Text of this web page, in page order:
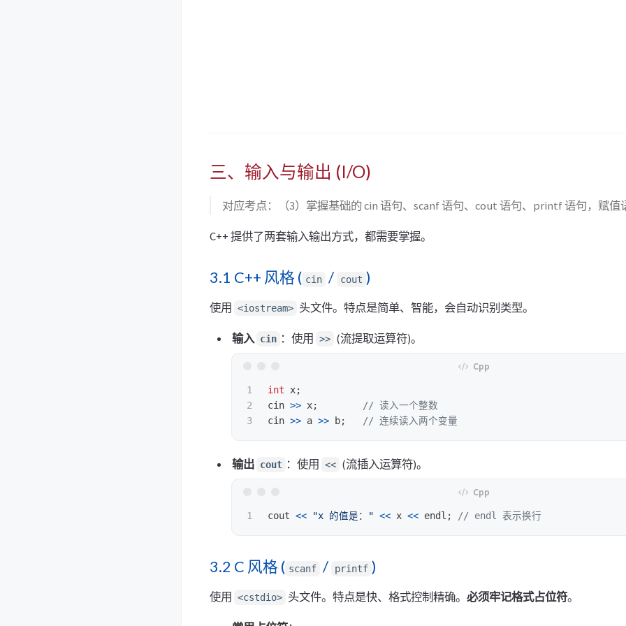
三、输入与输出 (I/O)
对应考点：（3）掌握基础的 cin 语句、scanf 语句、cout 语句、printf 语句，赋值
C++ 提供了两套输入输出方式，都需要掌握。
3.1 C++ 风格 ( cin / cout )
使用 <iostream> 头文件。特点是简单、智能，会自动识别类型。
输入 cin ：使用 >> (流提取运算符)。
1
2
int x;
cin >> x;
// 读入一个整数
cin >> a >> b; // 连续读入两个变量
输出 cout ：使用 << (流插入运算符)。
cout << "x 的值是：" << x << endl ; // endl 表示换行
3.2 C 风格 ( scanf / printf )
使用 <cstdio> 头文件。特点是快、格式控制精确。 必须牢记格式占位符。